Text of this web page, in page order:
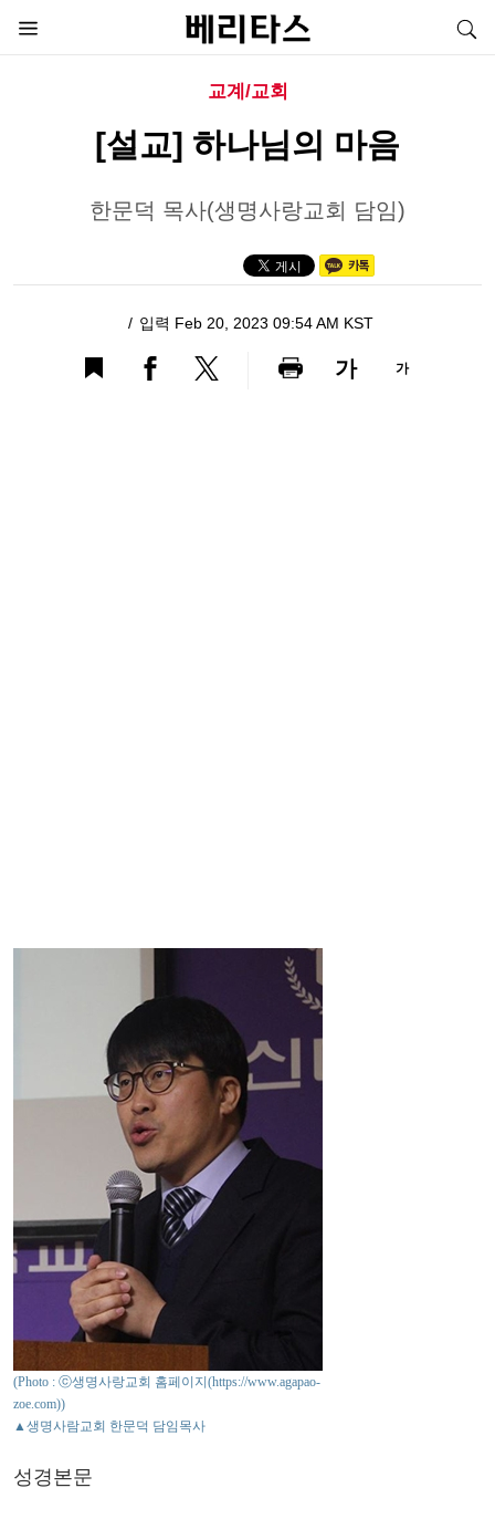
교계/교회
[설교] 하나님의 마음
한문덕 목사(생명사랑교회 담임)
입력 Feb 20, 2023 09:54 AM KST
가 가
(Photo : ⓒ생명사랑교회 홈페이지(https://www.agapao-
zoe.com))
▲생명사람교회 한문덕 담임목사
성경본문